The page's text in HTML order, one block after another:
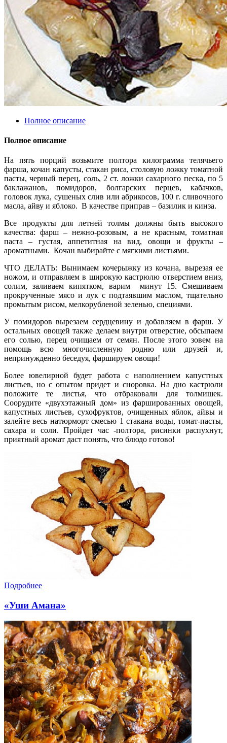
Полное описание
Полное описание
На пять порций возьмите полтора килограмма телячьего
фарша, кочан капусты, стакан риса, столовую ложку томатной
пасты, черный перец, соль, 2 ст. ложки сахарного песка, по 5
баклажанов, помидоров, болгарских перцев, кабачков,
головок лука, сушеных слив или абрикосов, 100 г. сливочного
масла, айву и яблоко. В качестве приправ – базилик и кинза.
Все продукты для летней толмы должны быть высокого
качества: фарш – нежно-розовым, а не красным, томатная
паста – густая, аппетитная на вид, овощи и фрукты –
ароматными. Кочан выбирайте с мягкими листьями.
ЧТО ДЕЛАТЬ: Вынимаем кочерыжку из кочана, вырезая ее
ножом, и отправляем в широкую кастрюлю отверстием вниз,
солим, заливаем кипятком, варим минут 15. Смешиваем
прокрученные мясо и лук с подтаявшим маслом, тщательно
промытым рисом, мелкорубленой зеленью, специями.
У помидоров вырезаем сердцевину и добавляем в фарш. У
остальных овощей также делаем внутри отверстие, обсыпаем
его солью, перец очищаем от семян. После этого зовем на
помощь всю многочисленную родню или друзей и,
непринужденно беседуя, фаршируем овощи!
Более ювелирной будет работа с наполнением капустных
листьев, но с опытом придет и сноровка. На дно кастрюли
положите те листья, что отбраковали для толмишек.
Соорудите «двухэтажный дом» из фаршированных овощей,
капустных листьев, сухофруктов, очищенных яблок, айвы и
залейте весь натюрморт смесью 1 стакана воды, томат-пасты,
сахара и соли. Пройдет час -полтора, рисинки распухнут,
приятный аромат даст понять, что блюдо готово!
Подробнее
«Уши Амана»